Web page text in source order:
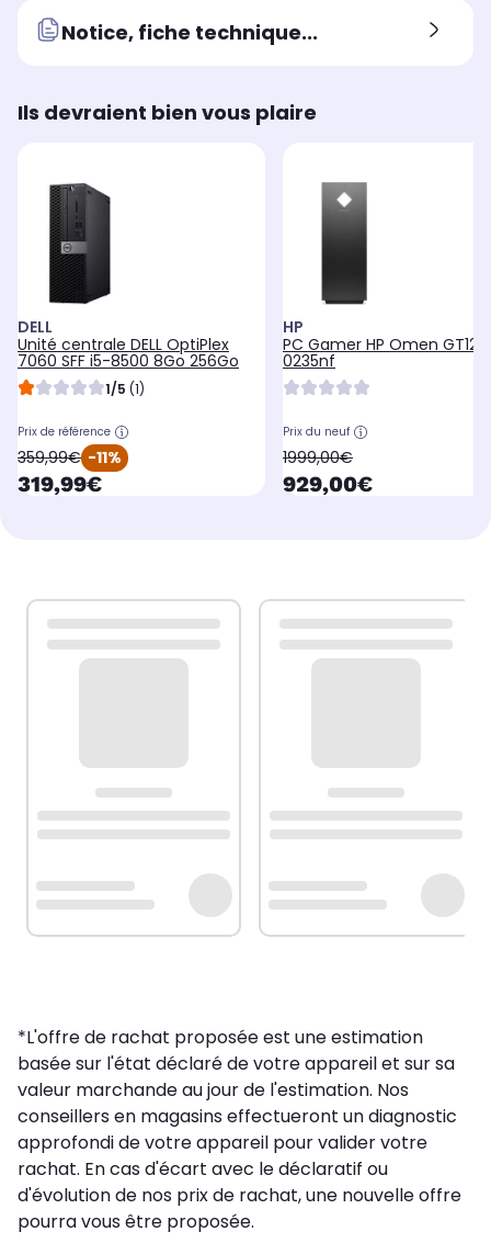
Notice, fiche technique...
Ils devraient bien vous plaire
DELL
Unité centrale DELL OptiPlex
7060 SFF i5-8500 8Go 256Go
1/5 (1)
Prix de référence
oldPrice
359,99€ -11%
currentPrice
319,99€
HP
PC Gamer HP Omen GT12-
0235nf
Prix du neuf
oldPrice
1999,00€
currentPrice
929,00€
*L'offre de rachat proposée est une estimation
basée sur l'état déclaré de votre appareil et sur sa
valeur marchande au jour de l'estimation. Nos
conseillers en magasins effectueront un diagnostic
approfondi de votre appareil pour valider votre
rachat. En cas d'écart avec le déclaratif ou
d'évolution de nos prix de rachat, une nouvelle offre
pourra vous être proposée.